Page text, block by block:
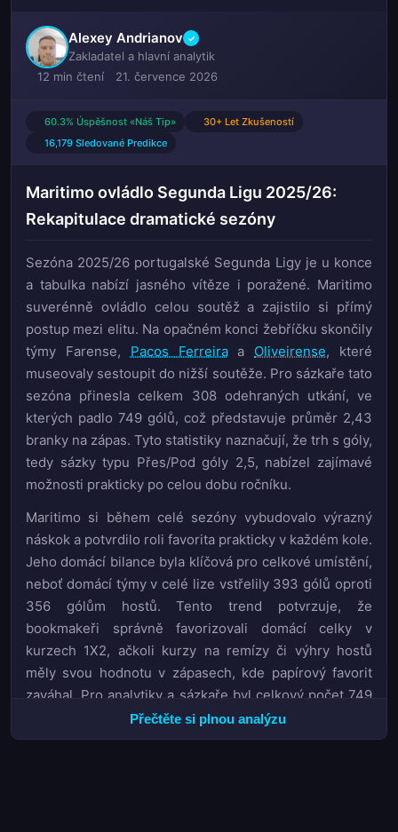
Alexey Andrianov ✓
Zakladatel a hlavní analytik
12 min čtení
21. července 2026
60.3% Úspěšnost «Náš Tip»
30+ Let Zkušeností
16,179 Sledované Predikce
Maritimo ovládlo Segunda Ligu 2025/26:
Rekapitulace dramatické sezóny
Sezóna 2025/26 portugalské Segunda Ligy je u konce
a tabulka nabízí jasného vítěze i poražené. Maritimo
suverénně ovládlo celou soutěž a zajistilo si přímý
postup mezi elitu. Na opačném konci žebříčku skončily
týmy Farense, Pacos Ferreiraa Oliveirense, které
museovaly sestoupit do nižší soutěže. Pro sázkaře tato
sezóna přinesla celkem 308 odehraných utkání, ve
kterých padlo 749 gólů, což představuje průměr 2,43
branky na zápas. Tyto statistiky naznačují, že trh s góly,
tedy sázky typu Přes/Pod góly 2,5, nabízel zajímavé
možnosti prakticky po celou dobu ročníku.
Maritimo si během celé sezóny vybudovalo výrazný
náskok a potvrdilo roli favorita prakticky v každém kole.
Jeho domácí bilance byla klíčová pro celkové umístění,
neboť domácí týmy v celé lize vstřelily 393 gólů oproti
356 gólům hostů. Tento trend potvrzuje, že
bookmakeři správně favorizovali domácí celky v
kurzech 1X2, ačkoli kurzy na remízy či výhry hostů
měly svou hodnotu v zápasech, kde papírový favorit
zaváhal. Pro analytiky a sázkaře byl celkový počet 749
gólů za sezónu důležitým ukazatelem při hodnocení
kurzů na celkový počet gólů v lize.
Přečtěte si plnou analýzu